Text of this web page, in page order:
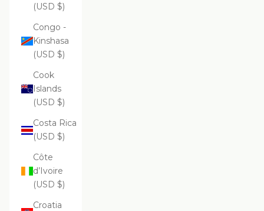
(USD $)
Congo -
Kinshasa
(USD $)
Cook
Islands
(USD $)
Costa Rica
(USD $)
Côte
d’Ivoire
(USD $)
Croatia